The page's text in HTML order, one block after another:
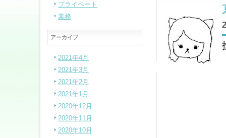
プライベート
業務
アーカイブ
2021年4月
2021年3月
2021年2月
2021年1月
2020年12月
2020年11月
2020年10月